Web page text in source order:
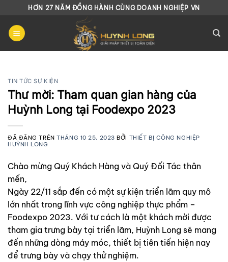
Chuyển
nội
dung
HƠN 27 NĂM ĐỒNG HÀNH CÙNG DOANH NGHIỆP VN
TIN TỨC SỰ KIỆN
Thư mời: Tham quan gian hàng của
Huỳnh Long tại Foodexpo 2023
ĐÃ ĐĂNG TRÊNTHÁNG 10 25, 2023 BỞI THIẾT BỊ CÔNG NGHIỆP
HUỲNH LONG
Chào mừng Quý Khách Hàng và Quý Đối Tác thân
mến,
Ngày 22/11 sắp đến có một sự kiện triển lãm quy mô
lớn nhất trong lĩnh vực công nghiệp thực phẩm –
Foodexpo 2023. Với tư cách là một khách mời được
tham gia trưng bày tại triển lãm, Huỳnh Long sẽ mang
đến những dòng máy móc, thiết bị tiên tiến hiện nay
để trưng bày và chạy thử nghiệm.